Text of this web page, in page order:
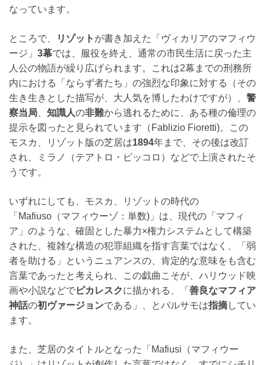
なっています。
ところで、 リゾット が書き加えた「ヴィカリアのマフィウ
ージ」 3幕では、服役を終え、通常の市民生活に戻った主
人公の物語が繰り広げられます。これは2幕までの刑務所
内における「ならず者たち」の強烈な印象に対する（その
生き生きとした描写が、大人気を博したわけですが）、 警
察当局
知識人の非難から逃れるために、ある種の倫理の
提示を図ったと見られています（Fablizio Fioretti)。この
モスカ、リゾット版の芝居は1894年まで、その後は改訂
され、ミラノ（テアトロ・ピッコロ）などで上演されたそ
うです。
いずれにしても、モスカ、リゾットの時代の
「Mafiuso（マフィウーゾ：単数)」は、現代の「マフィ
ア」のような、確固とした暴力×権力システムとして構築
された、複雑な構造の犯罪組織を指す言葉ではなく、「弱
者を助ける」というニュアンスの、肯定的な意味をも含む
言葉であったと考えられ、この戯曲こそが、ハリウッド映
画や小説などでピカレスクに描かれる、「 善良なマフィア
神話の初ヴァージョンである」、とバルサモは指摘してい
ます。
また、芝居のタイトルとなった「Mafiusi（マフィウー